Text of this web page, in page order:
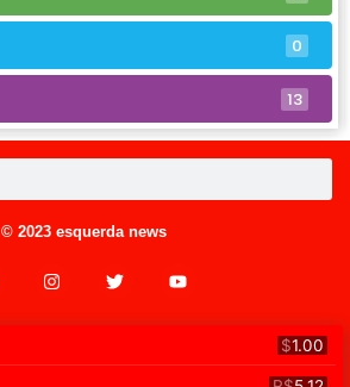
0
13
© 2023 esquerda news